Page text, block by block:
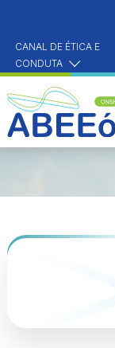
CANAL DE ÉTICA E
CONDUTA
HOME QUEM SOMOS